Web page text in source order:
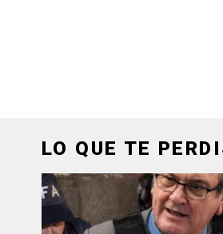
LO QUE TE